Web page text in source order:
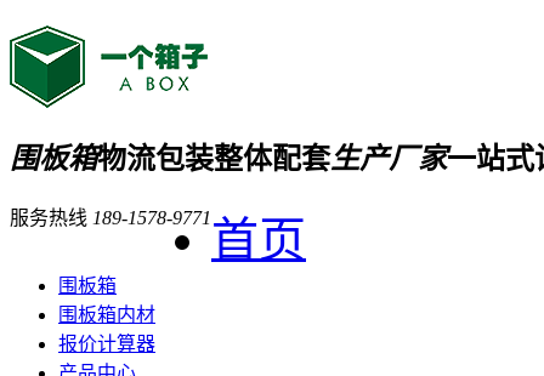
围板箱物流包装整体配套生产厂家一站式
服务热线 189-1578-9771 首页
围板箱
围板箱内材
报价计算器